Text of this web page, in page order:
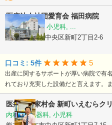
医療法人社団愛育会 福田病院
産科, 婦人科, 小児科, ...
熊本県熊本市中央区新町2丁目2-6
口コミ: 5件 5
出産に関するサポートが厚い病院で有
れており充実した設備だと言えます。
医療法人家村会 新町いえむらク
内科, 消化器科, 小児科